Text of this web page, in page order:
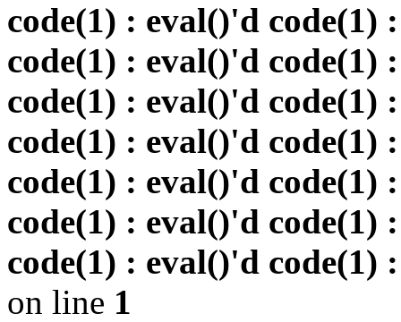
code(1) : eval()'d code(1)
code(1) : eval()'d code(1)
code(1) : eval()'d code(1)
code(1) : eval()'d code(1)
code(1) : eval()'d code(1)
code(1) : eval()'d code(1)
code(1) : eval()'d code(1)
on line 1